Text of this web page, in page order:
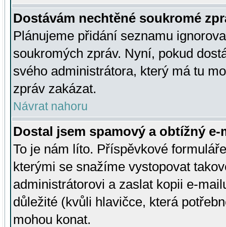
Dostávám nechtěné soukromé
Plánujeme přidání seznamu
soukromých zpráv. Nyní, pokud
svého administrátora, který má tu
zpráv zakázat.
Návrat nahoru
Dostal jsem spamový a obtížný
To je nám líto. Příspěvkové
kterými se snažíme vystopovat
administrátorovi a zaslat kopii e-
důležité (kvůli hlavičce, která
mohou konat.